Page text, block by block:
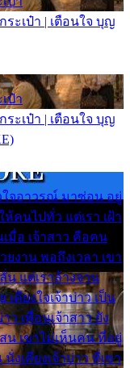
ระเป๋า | เตือนใจ บุญ
ป๋า
ระเป๋า | เตือนใจ บุญ
ใจอาวรณ์ มาซ่อน อยู่
คนไปทั่ว แต่เรา เฝ้า
มื่อ เจ้าสาว คือคน
งาน พอถึงเวลา เขา
น แต่เราล้างจาน
คียงใจเจ้าบ่าว เป็น
ว เพื่อนเจ้าสาว ยัง
น เขาไม่เห็นคน ที่อยู่
งเคียงเจ้าบ่าว ที่เขา